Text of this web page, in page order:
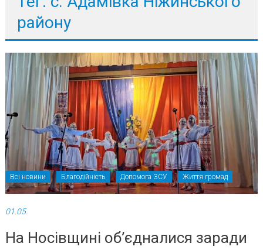
району
Всі новини Благодійність Допомога ЗСУ Життя громад
01.05.
На Носівщині об’єдналися заради